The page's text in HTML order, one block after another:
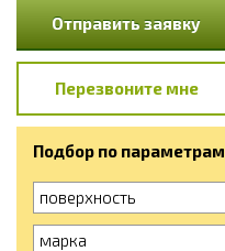
Отправить заявку
Перезвоните мне
Подбор по параметрам
поверхность
марка